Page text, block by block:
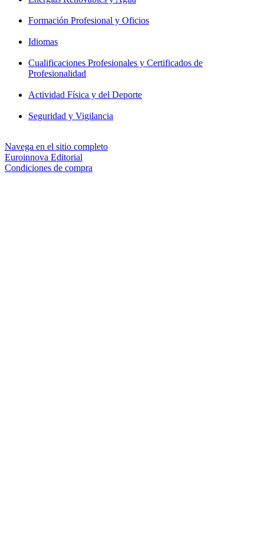
Formación Profesional y Oficios
Idiomas
Cualificaciones Profesionales y Certificados de
Profesionalidad
Actividad Física y del Deporte
Seguridad y Vigilancia
Navega en el sitio completo
Euroinnova Editorial
Condiciones de compra